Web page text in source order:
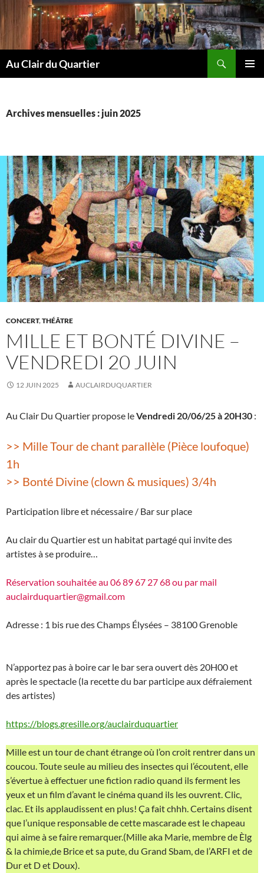
au
contenu
Au Clair du Quartier
Archives mensuelles : juin 2025
CONCERT,THÉÂTRE
MILLE ET BONTÉ DIVINE –
VENDREDI 20 JUIN
12 JUIN 2025 AUCLAIRDUQUARTIER
Au Clair Du Quartier propose leVendredi 20/06/25 à 20H30 :
>> Mille Tour de chant parallèle (Pièce loufoque)
1h
>> Bonté Divine (clown & musiques) 3/4h
Participation libre et nécessaire / Bar sur place
Au clair du Quartier est un habitat partagé qui invite des
artistes à se produire…
Réservation souhaitée au 06 89 67 27 68 ou par mail
auclairduquartier@gmail.com
Adresse : 1 bis rue des Champs Élysées – 38100 Grenoble
N’apportez pas à boire car le bar sera ouvert dès 20H00 et
après le spectacle (la recette du bar participe aux défraiement
des artistes)
https://blogs.gresille.org/auclairduquartier
Mille est un tour de chant étrange où l’on croit rentrer dans un
coucou. Toute seule au milieu des insectes qui l’écoutent, elle
s’évertue à effectuer une fiction radio quand ils ferment les
yeux et un film d’avant le cinéma quand ils les ouvrent. Clic,
clac. Et ils applaudissent en plus! Ça fait chhh. Certains disent
que l’unique responsable de cette mascarade est le chapeau
qui aime à se faire remarquer.(Mille aka Marie, membre de Èlg
& la chimie,de Brice et sa pute, du Grand Sbam, de l’ARFI et de
Dur et D et Doux).